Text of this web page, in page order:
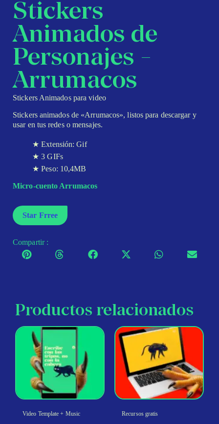
Stickers
Animados de
Personajes -
Arrumacos
Stickers Animados para video
Stickers animados de «Arrumacos», listos para descargar y
usar en tus redes o mensajes.
Extensión: Gif
3 GIFs
Peso: 10,4MB
Micro-cuento Arrumacos
Star Frree
Compartir :
Productos relacionados
Video Template + Music Recursos gratis